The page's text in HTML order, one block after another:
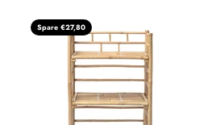
Spare €27,80